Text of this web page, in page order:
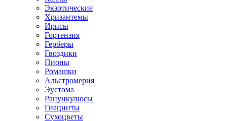
Экзотические
Хризантемы
Ирисы
Гортензия
Герберы
Гвоздики
Пионы
Ромашки
Альстромерия
Эустома
Ранункулюсы
Гиацинты
Сухоцветы